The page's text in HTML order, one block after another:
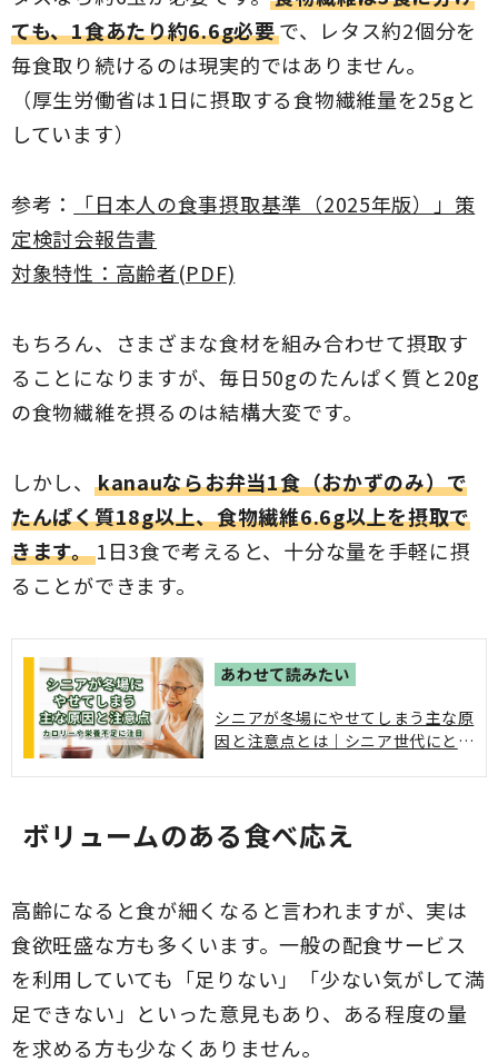
ても、1食あたり約6.6g必要で、レタス約2個分を
毎食取り続けるのは現実的ではありません。
（厚生労働省は1日に摂取する食物繊維量を25gと
しています）
参考：
「日本人の食事摂取基準（2025年版）」策
定検討会報告書
対象特性：高齢者(PDF)
もちろん、さまざまな食材を組み合わせて摂取す
ることになりますが、毎日50gのたんぱく質と20g
の食物繊維を摂るのは結構大変です。
しかし、
kanauならお弁当1食（おかずのみ）で
たんぱく質18g以上、食物繊維6.6g以上を摂取で
きます。1日3食で考えると、十分な量を手軽に摂
ることができます。
シニアが冬場にやせてしまう主な原
因と注意点とは｜シニア世代にとっ
が冬になるとやせやすくなる主な原
因と、やせることに伴う注意点につ
ボリュームのある食べ応え
高齢になると食が細くなると言われますが、実は
食欲旺盛な方も多くいます。一般の配食サービス
を利用していても「足りない」「少ない気がして満
足できない」といった意見もあり、ある程度の量
を求める方も少なくありません。